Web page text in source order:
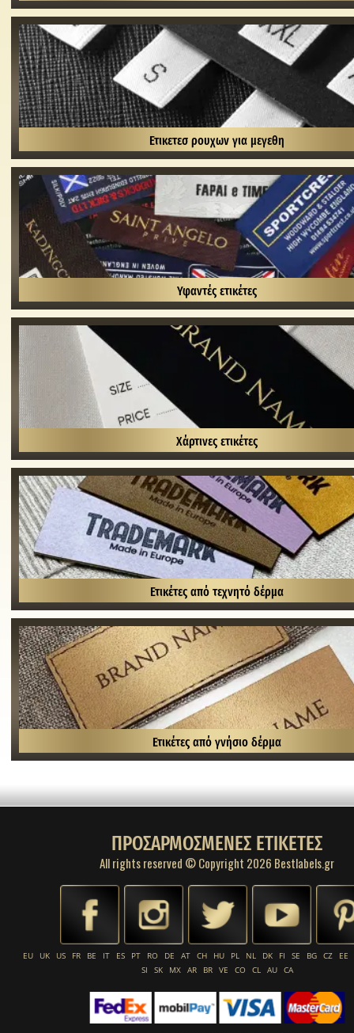
Ετικετεσ ρουχων για μεγεθη
Υφαντές ετικέτες
Χάρτινες ετικέτες
Ετικέτες από τεχνητό δέρμα
Ετικέτες από γνήσιο δέρμα
ΠΡΟΣΑΡΜΟΣΜΕΝΕΣ ΕΤΙΚΕΤΕΣ
All rights reserved © Copyright 2026 Bestlabels.gr
EU UK US FR BE IT ES PT RO DE AT CH HU PL NL DK FI SE BG CZ
EE
SI
SK MX AR BR VE CO CL AU CA